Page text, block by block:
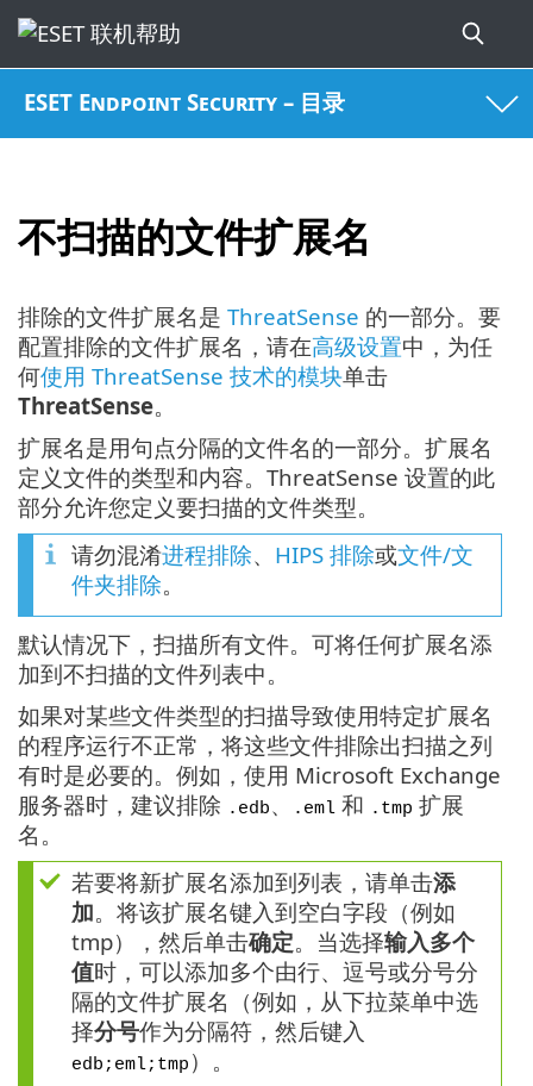
ESET Endpoint Security – 目录
不扫描的文件扩展名
排除的文件扩展名是 ThreatSense 的一部分。要
配置排除的文件扩展名，请在高级设置中，为任
何使用 ThreatSense 技术的模块单击
ThreatSense。
扩展名是用句点分隔的文件名的一部分。扩展名
定义文件的类型和内容。ThreatSense 设置的此
部分允许您定义要扫描的文件类型。
请勿混淆进程排除、 HIPS 排除或文件/文
件夹排除。
默认情况下，扫描所有文件。可将任何扩展名添
加到不扫描的文件列表中。
如果对某些文件类型的扫描导致使用特定扩展名
的程序运行不正常，将这些文件排除出扫描之列
有时是必要的。例如，使用 Microsoft Exchange
服务器时，建议排除 .edb、 .eml 和 .tmp 扩展
名。
若要将新扩展名添加到列表，请单击添
加。将该扩展名键入到空白字段（例如
tmp），然后单击确定。当选择输入多个
值时，可以添加多个由行、逗号或分号分
隔的文件扩展名（例如，从下拉菜单中选
择分号作为分隔符，然后键入
edb;eml;tmp ）。